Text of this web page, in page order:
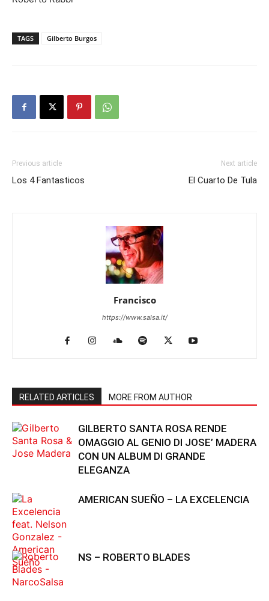
TAGS Gilberto Burgos
Previous article
Los 4 Fantasticos
Next article
El Cuarto De Tula
Francisco
https://www.salsa.it/
RELATED ARTICLES MORE FROM AUTHOR
GILBERTO SANTA ROSA RENDE
OMAGGIO AL GENIO DI JOSE’ MADERA
CON UN ALBUM DI GRANDE
ELEGANZA
AMERICAN SUEÑO – LA EXCELENCIA
NS – ROBERTO BLADES